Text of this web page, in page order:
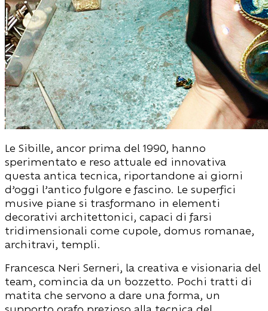
Le Sibille, ancor prima del 1990, hanno
sperimentato e reso attuale ed innovativa
questa antica tecnica, riportandone ai giorni
d’oggi l’antico fulgore e fascino. Le superfici
musive piane si trasformano in elementi
decorativi architettonici, capaci di farsi
tridimensionali come cupole, domus romanae,
architravi, templi.
Francesca Neri Serneri, la creativa e visionaria del
team, comincia da un bozzetto. Pochi tratti di
matita che servono a dare una forma, un